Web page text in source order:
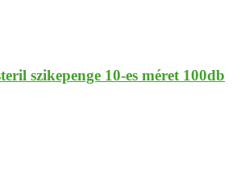
szikepenge 10-es méret 100db